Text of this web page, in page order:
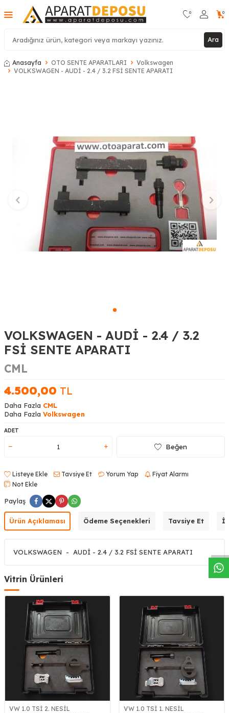
WhasappDesteHatt
Ara
0 0
Anasayfa OTO SENTE APARATLARI
Volkswagen
VOLKSWAGEN - AUDİ - 2.4 / 3.2 FSİ SENTE APARATI
VOLKSWAGEN - AUDİ - 2.4 / 3.2
FSİ SENTE APARATI
CML
4.500,00 TL
Daha Fazla CML
Daha Fazla Volkswagen
ADET
Beğen
Listeye Ekle Tavsiye Et Yorum Yap
Fiyat Alarmı
Not Ekle
Paylaş
Ürün Açıklaması Ödeme Seçenekleri Tavsiye Et
VOLKSWAGEN - AUDİ - 2.4 / 3.2 FSİ SENTE APARATI
Vitrin Ürünleri
VW 1.0 TSİ 2. NESİL
VW 1.0 TSİ 1. NESİL